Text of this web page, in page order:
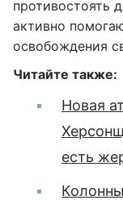
противостоять
активно
освобождения
Читайте также:
Новая
есть